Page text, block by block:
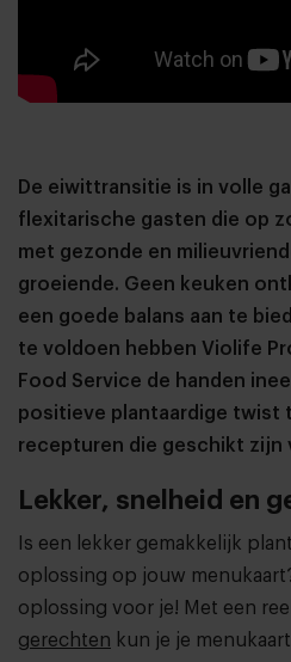
De eiwittransitie is in volle
flexitarische gasten die op
met gezonde en
groeiende. Geen keuken
een goede balans aan te
te voldoen hebben Violife
Food Service de handen
positieve plantaardige twist
recepturen die geschikt zijn
Lekker, snelheid en
Is een lekker gemakkelijk
oplossing op jouw
oplossing voor je! Met een
gerechten kun je je